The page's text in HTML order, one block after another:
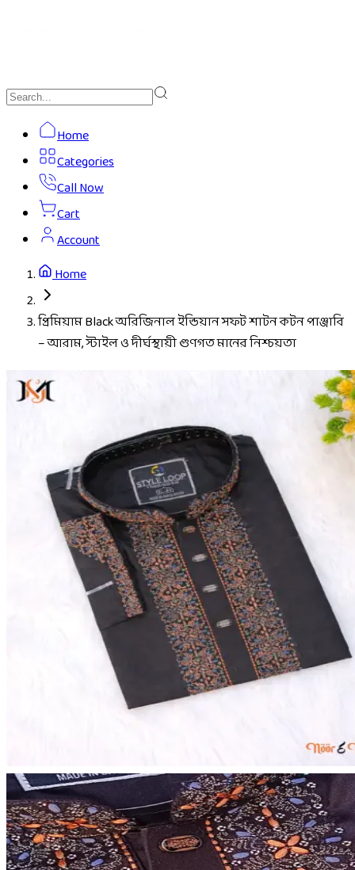
Home
Categories
Call Now
Cart
Account
Home
প্রিমিয়াম Black অরিজিনাল ইন্ডিয়ান সফট শাটন কটন পাঞ্জাবি
– আরাম, স্টাইল ও দীর্ঘস্থায়ী গুণগত মানের নিশ্চয়তা